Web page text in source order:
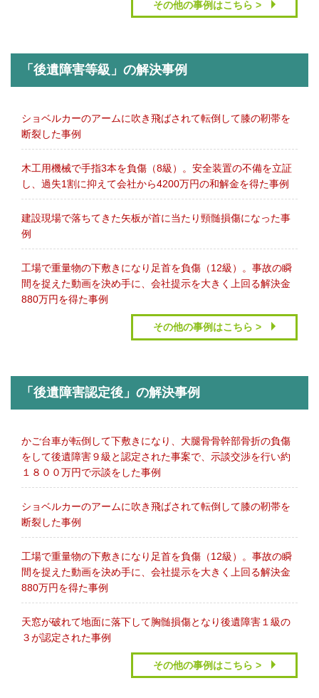
その他の事例はこちら >
「後遺障害等級」の解決事例
ショベルカーのアームに吹き飛ばされて転倒して膝の靭帯を
断裂した事例
木工用機械で手指3本を負傷（8級）。安全装置の不備を立証
し、過失1割に抑えて会社から4200万円の和解金を得た事例
建設現場で落ちてきた矢板が首に当たり頸髄損傷になった事
例
工場で重量物の下敷きになり足首を負傷（12級）。事故の瞬
間を捉えた動画を決め手に、会社提示を大きく上回る解決金
880万円を得た事例
その他の事例はこちら >
「後遺障害認定後」の解決事例
かご台車が転倒して下敷きになり、大腿骨骨幹部骨折の負傷
をして後遺障害９級と認定された事案で、示談交渉を行い約
１８００万円で示談をした事例
ショベルカーのアームに吹き飛ばされて転倒して膝の靭帯を
断裂した事例
工場で重量物の下敷きになり足首を負傷（12級）。事故の瞬
間を捉えた動画を決め手に、会社提示を大きく上回る解決金
880万円を得た事例
天窓が破れて地面に落下して胸髄損傷となり後遺障害１級の
３が認定された事例
その他の事例はこちら >